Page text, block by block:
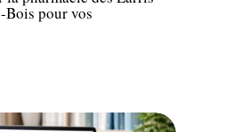
Bois pour vos